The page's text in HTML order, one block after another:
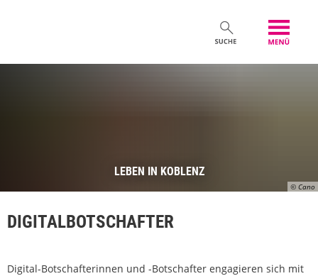
© Cano
LEBEN IN KOBLENZ
DIGITALBOTSCHAFTER
Digital-Botschafterinnen und -Botschafter engagieren sich mit